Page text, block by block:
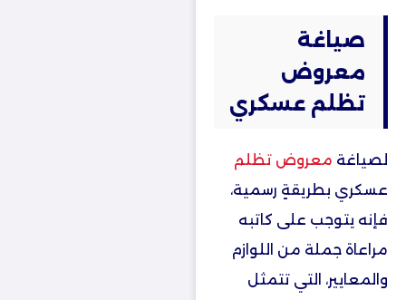
صياغة
معروض
تظلم عسكري
لصياغة معروض تظلم
عسكري بطريقةٍ رسمية،
فإنه يتوجب على كاتبه
مراعاة جملة من اللوازم
والمعايير، التي تتمثل